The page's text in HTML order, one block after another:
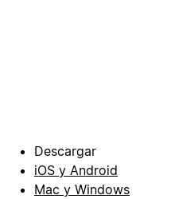
Descargar
iOS y Android
Mac y Windows